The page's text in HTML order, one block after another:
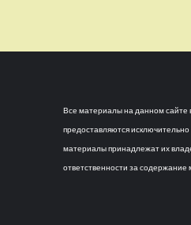
Все материалы на данном сайте
предоставляются
материалы принадлежат их
ответственности за содержание